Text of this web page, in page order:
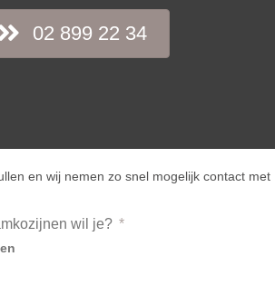
02 899 22 34
en wij nemen zo snel mogelijk contact met
wil je?